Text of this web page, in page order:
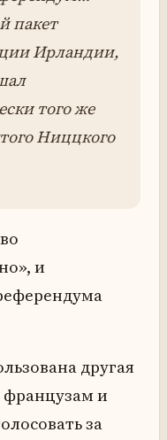
пакет
Ирландии,
того же
Ниццкого
и
другая
и
за